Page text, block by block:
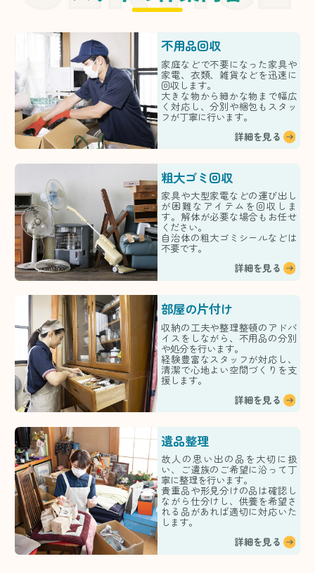
不用品回収
家庭などで不要になった家具や
家電、衣類、雑貨などを迅速に
回収します。
大きな物から細かな物まで幅広
く対応し、分別や梱包もスタッ
フが丁寧に行います。
詳細を見る
粗大ゴミ回収
家具や大型家電などの運び出し
が困難なアイテムを回収しま
す。解体が必要な場合もお任せ
ください。
自治体の粗大ゴミシールなどは
不要です。
詳細を見る
部屋の片付け
収納の工夫や整理整頓のアドバ
イスをしながら、不用品の分別
や処分を行います。
経験豊富なスタッフが対応し、
清潔で心地よい空間づくりを支
援します。
詳細を見る
遺品整理
故人の思い出の品を大切に扱
い、ご遺族のご希望に沿って丁
寧に整理を行います。
貴重品や形見分けの品は確認し
ながら仕分けし、供養を希望さ
れる品があれば適切に対応いた
します。
詳細を見る